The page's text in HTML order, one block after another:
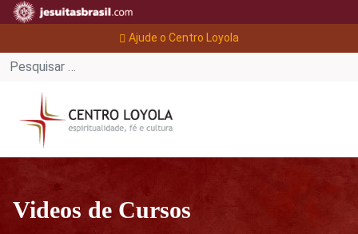
Ajude o Centro Loyola
Videos de Cursos